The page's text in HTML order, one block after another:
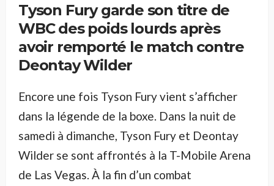
Tyson Fury garde son titre de
WBC des poids lourds après
avoir remporté le match contre
Deontay Wilder
Encore une fois Tyson Fury vient s’afficher
dans la légende de la boxe. Dans la nuit de
samedi à dimanche, Tyson Fury et Deontay
Wilder se sont affrontés à la T-Mobile Arena
de Las Vegas. À la fin d’un combat